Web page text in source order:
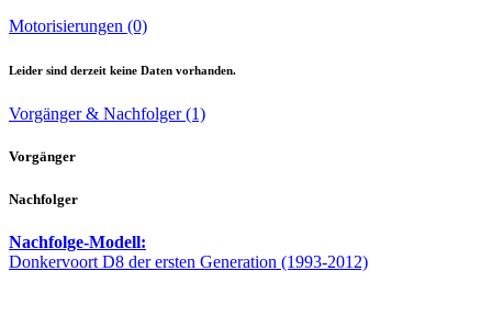
Motorisierungen (0)
Leider sind derzeit keine Daten vorhanden.
Vorgänger & Nachfolger (1)
Vorgänger
Nachfolger
Nachfolge-Modell:
Donkervoort D8 der ersten Generation (1993-2012)